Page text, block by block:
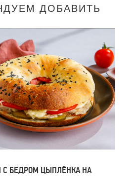
ДОБАВИТЬ
С БЕДРОМ ЦЫПЛЁНКА НА